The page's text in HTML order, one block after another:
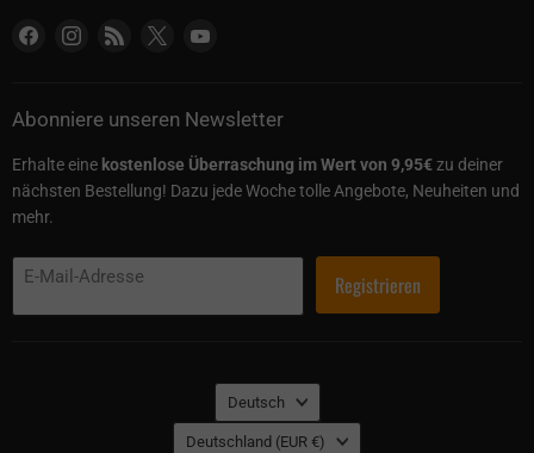
Finden Sie uns auf Facebook
Finden Sie uns auf Instagram
Finden Sie uns auf RSS
Finden Sie uns auf X
Abonniere unseren Newsletter
Erhalte eine kostenlose Überraschung im Wert von 9,95€zu deiner
nächsten Bestellung! Dazu jede Woche tolle Angebote, Neuheiten und
mehr.
E-Mail-Adresse Registrieren
Sprache
Deutsch
Land
Deutschland (EUR €)